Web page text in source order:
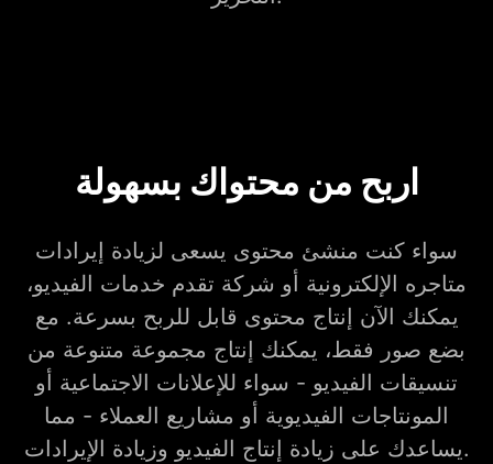
اربح من محتواك بسهولة
سواء كنت منشئ محتوى يسعى لزيادة إيرادات
متاجره الإلكترونية أو شركة تقدم خدمات الفيديو،
يمكنك الآن إنتاج محتوى قابل للربح بسرعة. مع
بضع صور فقط، يمكنك إنتاج مجموعة متنوعة من
تنسيقات الفيديو - سواء للإعلانات الاجتماعية أو
المونتاجات الفيديوية أو مشاريع العملاء - مما
يساعدك على زيادة إنتاج الفيديو وزيادة الإيرادات.